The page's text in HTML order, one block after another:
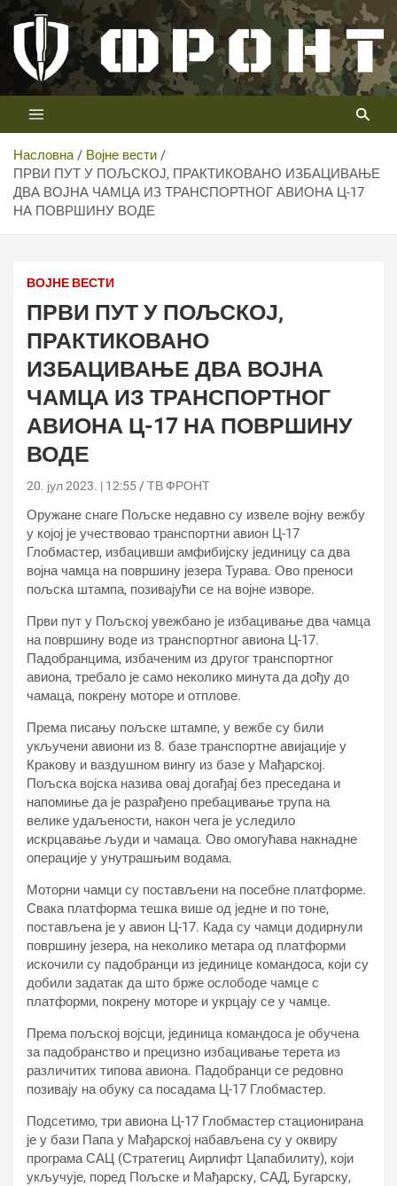
Скип
цонтент
Телевизија ФРОНТ
Први војни канал у Србији
Насловна
Војне вести
ПРВИ ПУТ У ПОЉСКОЈ, ПРАКТИКОВАНО ИЗБАЦИВАЊЕ
ДВА ВОЈНА ЧАМЦА ИЗ ТРАНСПОРТНОГ АВИОНА Ц-17
НА ПОВРШИНУ ВОДЕ
ВОЈНЕ ВЕСТИ
ПРВИ ПУТ У ПОЉСКОЈ,
ПРАКТИКОВАНО
ИЗБАЦИВАЊЕ ДВА ВОЈНА
ЧАМЦА ИЗ ТРАНСПОРТНОГ
АВИОНА Ц-17 НА ПОВРШИНУ
ВОДЕ
20. јул 2023. | 12:55 ТВ ФРОНТ
Оружане снаге Пољске недавно су извеле војну вежбу
у којој је учествовао транспортни авион Ц-17
Глобмастер, избацивши амфибијску јединицу са два
војна чамца на површину језера Турава. Ово преноси
пољска штампа, позивајући се на војне изворе.
Први пут у Пољској увежбано је избацивање два чамца
на површину воде из транспортног авиона Ц-17.
Падобранцима, избаченим из другог транспортног
авиона, требало је само неколико минута да дођу до
чамаца, покрену моторе и отплове.
Према писању пољске штампе, у вежбе су били
укључени авиони из 8. базе транспортне авијације у
Кракову и ваздушном вингу из базе у Мађарској.
Пољска војска назива овај догађај без преседана и
напомиње да је разрађено пребацивање трупа на
велике удаљености, након чега је уследило
искрцавање људи и чамаца. Ово омогућава накнадне
операције у унутрашњим водама.
Моторни чамци су постављени на посебне платформе.
Свака платформа тешка више од једне и по тоне,
постављена је у авион Ц-17. Када су чамци додирнули
површину језера, на неколико метара од платформи
искочили су падобранци из јединице командоса, који су
добили задатак да што брже ослободе чамце с
платформи, покрену моторе и укрцају се у чамце.
Према пољској војсци, јединица командоса је обучена
за падобранство и прецизно избацивање терета из
различитих типова авиона. Падобранци се редовно
позивају на обуку са посадама Ц-17 Глобмастер.
Подсетимо, три авиона Ц-17 Глобмастер стационирана
је у бази Папа у Мађарској набављена су у оквиру
програма САЦ (Стратегиц Аирлифт Цапабилитy), који
укључује, поред Пољске и Мађарску, САД, Бугарску,